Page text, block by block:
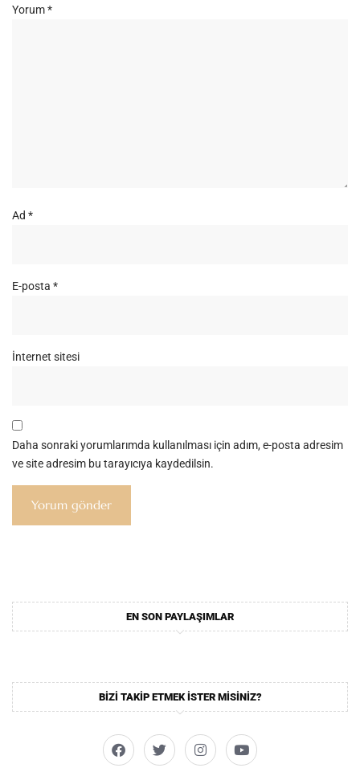
Yorum*
Ad *
E-posta *
İnternet sitesi
Daha sonraki yorumlarımda kullanılması için adım, e-posta adresim
ve site adresim bu tarayıcıya kaydedilsin.
EN SON PAYLAŞIMLAR
BIZI TAKIP ETMEK ISTER MISINIZ?